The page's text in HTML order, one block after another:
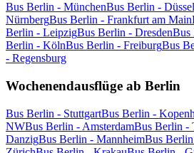
Bus Berlin - MünchenBus Berlin -
NürnbergBus Berlin - Frankfurt am Main
Berlin - LeipzigBus Berlin - DresdenBus
Berlin - KölnBus Berlin - FreiburgBus
- Regensburg
Wochenendausflüge ab Berlin
Bus Berlin - StuttgartBus Berlin -
NWBus Berlin - AmsterdamBus Berlin -
DanzigBus Berlin - MannheimBus